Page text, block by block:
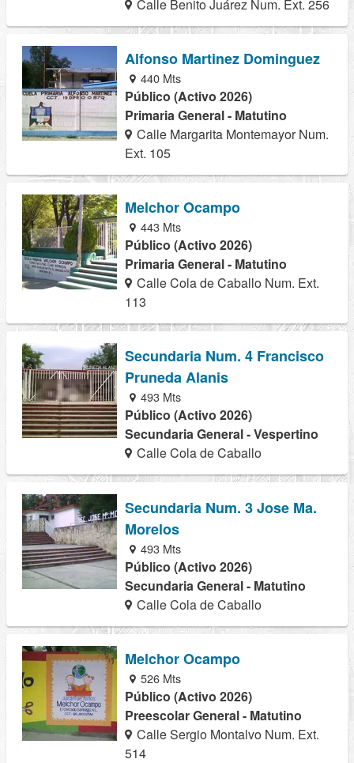
Calle Benito Juárez Num. Ext. 256
Alfonso Martinez Dominguez
440 Mts
Público (Activo 2026)
Primaria General - Matutino
Calle Margarita Montemayor Num.
Ext. 105
Melchor Ocampo
443 Mts
Público (Activo 2026)
Primaria General - Matutino
Calle Cola de Caballo Num. Ext.
113
Secundaria Num. 4 Francisco
Pruneda Alanis
493 Mts
Público (Activo 2026)
Secundaria General - Vespertino
Calle Cola de Caballo
Secundaria Num. 3 Jose Ma.
Morelos
493 Mts
Público (Activo 2026)
Secundaria General - Matutino
Calle Cola de Caballo
Melchor Ocampo
526 Mts
Público (Activo 2026)
Preescolar General - Matutino
Calle Sergio Montalvo Num. Ext.
514